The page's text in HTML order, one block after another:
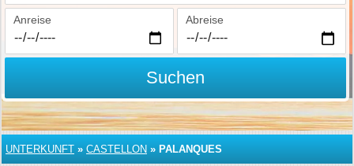
Anreise Abreise
Suchen
UNTERKUNFT » CASTELLON » PALANQUES